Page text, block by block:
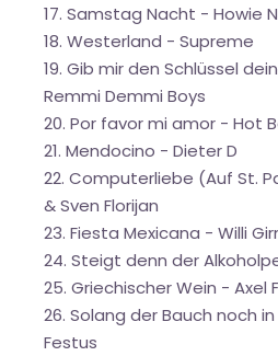
17. Samstag Nacht - Howie
18. Westerland - Supreme
19. Gib mir den Schlüssel
Remmi Demmi Boys
20. Por favor mi amor - Hot
21. Mendocino - Dieter D
22. Computerliebe (Auf St.
& Sven Florijan
23. Fiesta Mexicana - Willi
24. Steigt denn der
25. Griechischer Wein - Axel
26. Solang der Bauch noch
Festus